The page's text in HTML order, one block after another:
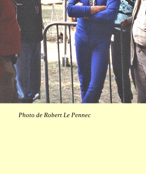
Photo de Robert Le Pennec